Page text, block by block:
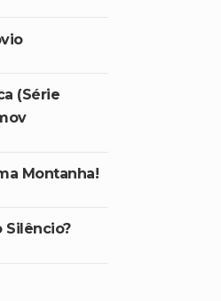
(Série
Montanha!
Silêncio?